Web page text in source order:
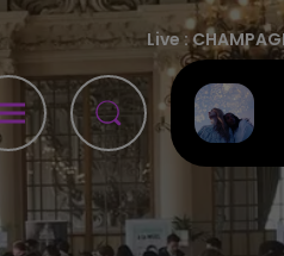
Live :